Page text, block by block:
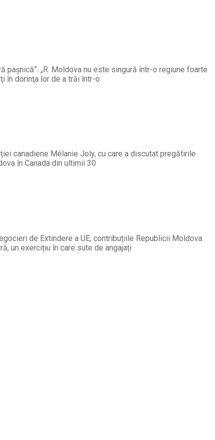
„R. Moldova nu este singură într-o regiune foarte
în dorinţa lor de a trăi într-o
canadiene Mélanie Joly, cu care a discutat pregătirile
în Canada din ultimii 30
de Extindere a UE, contribuțiile Republicii Moldova
un exercițiu în care sute de angajați